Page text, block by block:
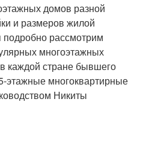
домов разной
и размеров жилой
рассмотрим
многоэтажных
каждой стране бывшего
этажные многоквартирные
Никиты